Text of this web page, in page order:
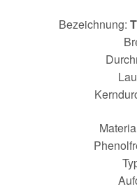
Bezeichnung: